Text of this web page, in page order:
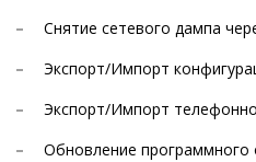
Снятие сетевого дампа
Экспорт/Импорт
Экспорт/Импорт
Обновление программного